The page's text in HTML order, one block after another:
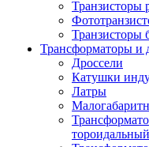
Транзисторы
Транзисторы
Трансформаторы и
Дроссели
Катушки
Латры
тороидальный